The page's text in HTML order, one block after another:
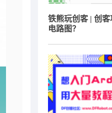
铁熊玩创客 | 创
电路图？